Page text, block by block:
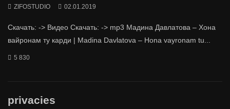
ZIFOSTUDIO 02.01.2019
Скачать: -> Видео Скачать: -> mp3 Мадина Давлатова – Хона
вайронам ту карди | Madina Davlatova – Hona vayronam tu...
5 830
privacies